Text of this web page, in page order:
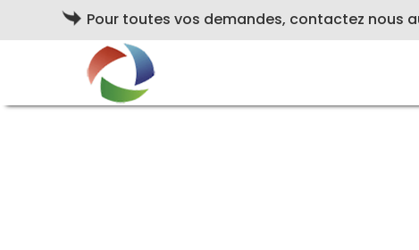
Pour toutes vos demandes, contactez nous